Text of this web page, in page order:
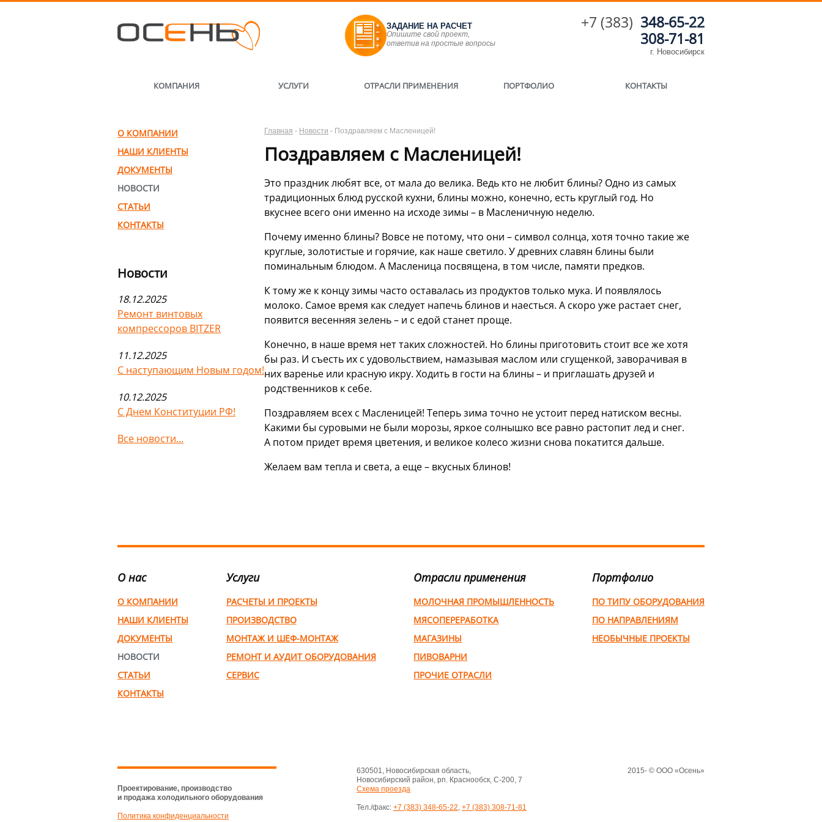
ЗАДАНИЕ НА РАСЧЕТ
Опишите свой проект,
ответив на простые вопросы
+7 (383) 348-65-22
308-71-81
г. Новосибирск
КОМПАНИЯ УСЛУГИ ОТРАСЛИ ПРИМЕНЕНИЯ ПОРТФОЛИО КОНТАКТЫ
О КОМПАНИИ
НАШИ КЛИЕНТЫ
ДОКУМЕНТЫ
НОВОСТИ
СТАТЬИ
КОНТАКТЫ
Новости
18.12.2025
Ремонт винтовых
компрессоров BITZER
11.12.2025
С наступающим Новым годом!
10.12.2025
С Днем Конституции РФ!
Все новости...
Главная - Новости - Поздравляем с Масленицей!
Поздравляем с Масленицей!
Это праздник любят все, от мала до велика. Ведь кто не любит блины? Одно из самых
традиционных блюд русской кухни, блины можно, конечно, есть круглый год. Но
вкуснее всего они именно на исходе зимы – в Масленичную неделю.
Почему именно блины? Вовсе не потому, что они – символ солнца, хотя точно такие же
круглые, золотистые и горячие, как наше светило. У древних славян блины были
поминальным блюдом. А Масленица посвящена, в том числе, памяти предков.
К тому же к концу зимы часто оставалась из продуктов только мука. И появлялось
молоко. Самое время как следует напечь блинов и наесться. А скоро уже растает снег,
появится весенняя зелень – и с едой станет проще.
Конечно, в наше время нет таких сложностей. Но блины приготовить стоит все же хотя
бы раз. И съесть их с удовольствием, намазывая маслом или сгущенкой, заворачивая в
них варенье или красную икру. Ходить в гости на блины – и приглашать друзей и
родственников к себе.
Поздравляем всех с Масленицей! Теперь зима точно не устоит перед натиском весны.
Какими бы суровыми не были морозы, яркое солнышко все равно растопит лед и снег.
А потом придет время цветения, и великое колесо жизни снова покатится дальше.
Желаем вам тепла и света, а еще – вкусных блинов!
О нас
О КОМПАНИИ
НАШИ КЛИЕНТЫ
ДОКУМЕНТЫ
НОВОСТИ
СТАТЬИ
КОНТАКТЫ
Услуги
РАСЧЕТЫ И ПРОЕКТЫ
ПРОИЗВОДСТВО
МОНТАЖ И ШЕФ-МОНТАЖ
РЕМОНТ И АУДИТ ОБОРУДОВАНИЯ
СЕРВИС
Отрасли применения
МОЛОЧНАЯ ПРОМЫШЛЕННОСТЬ
МЯСОПЕРЕРАБОТКА
МАГАЗИНЫ
ПИВОВАРНИ
ПРОЧИЕ ОТРАСЛИ
Портфолио
ПО ТИПУ ОБОРУДОВАНИЯ
ПО НАПРАВЛЕНИЯМ
НЕОБЫЧНЫЕ ПРОЕКТЫ
Проектирование, производство
и продажа холодильного оборудования
Политика конфиденциальности
630501, Новосибирская область,
Новосибирский район, рп. Краснообск, С-200, 7
Схема проезда
Тел./факс: +7 (383) 348-65-22, +7 (383) 308-71-81
2015- © ООО «Осень»